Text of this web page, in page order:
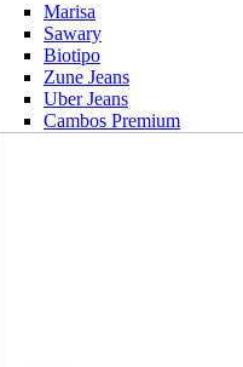
Marisa
Sawary
Biotipo
Zune Jeans
Uber Jeans
Cambos Premium